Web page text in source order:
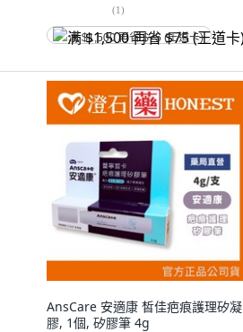
(1)
满 $1,500 再省 $75 (王道卡)
AnsCare 安適康 皙佳疤痕護理矽凝
膠, 1個, 矽膠筆 4g